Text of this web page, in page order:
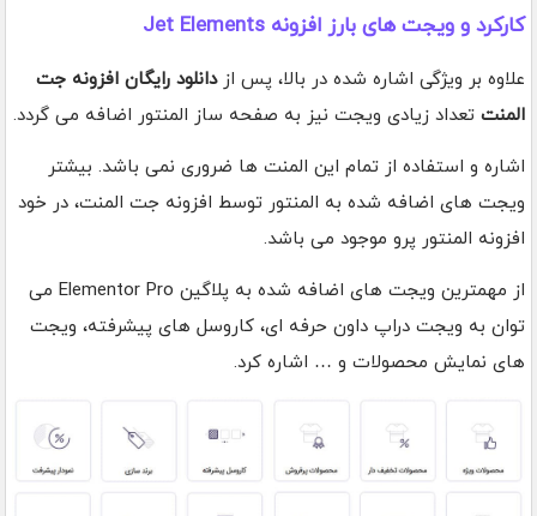
کارکرد و ویجت های بارز افزونه Jet Elements
علاوه بر ویژگی اشاره شده در بالا، پس ازدانلود رایگان افزونه جت
المنت تعداد زیادی ویجت نیز به صفحه ساز المنتور اضافه می گردد.
اشاره و استفاده از تمام این المنت ها ضروری نمی باشد. بیشتر
ویجت های اضافه شده به المنتور توسط افزونه جت المنت، در خود
افزونه المنتور پرو موجود می باشد.
از مهمترین ویجت های اضافه شده به پلاگین Elementor Pro می
توان به ویجت دراپ داون حرفه ای، کاروسل های پیشرفته، ویجت
های نمایش محصولات و … اشاره کرد.